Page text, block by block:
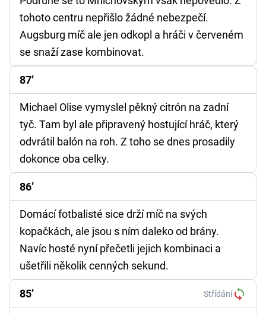
tohoto centru nepřišlo žádné nebezpečí.
Augsburg míč ale jen odkopl a hráči v červeném
se snaží zase kombinovat.
87’
Michael Olise vymyslel pěkný citrón na zadní
tyč. Tam byl ale připravený hostující hráč, který
odvrátil balón na roh. Z toho se dnes prosadily
dokonce oba celky.
86’
Domácí fotbalisté sice drží míč na svých
kopačkách, ale jsou s ním daleko od brány.
Navíc hosté nyní přečetli jejich kombinaci a
ušetřili několik cenných sekund.
85’ Střídání